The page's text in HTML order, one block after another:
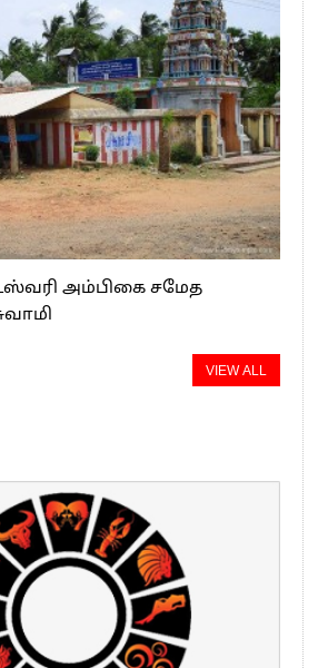
அம்பிகை சமேத
VIEW ALL